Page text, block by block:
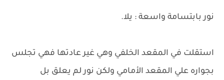
نور بابتسامة واسعة : يلا.
استقلت في المقعد الخلفي وهي غير عادتها فهي تجلس
بجواره علي المقعد الأمامي ولكن نور لم يعلق بل